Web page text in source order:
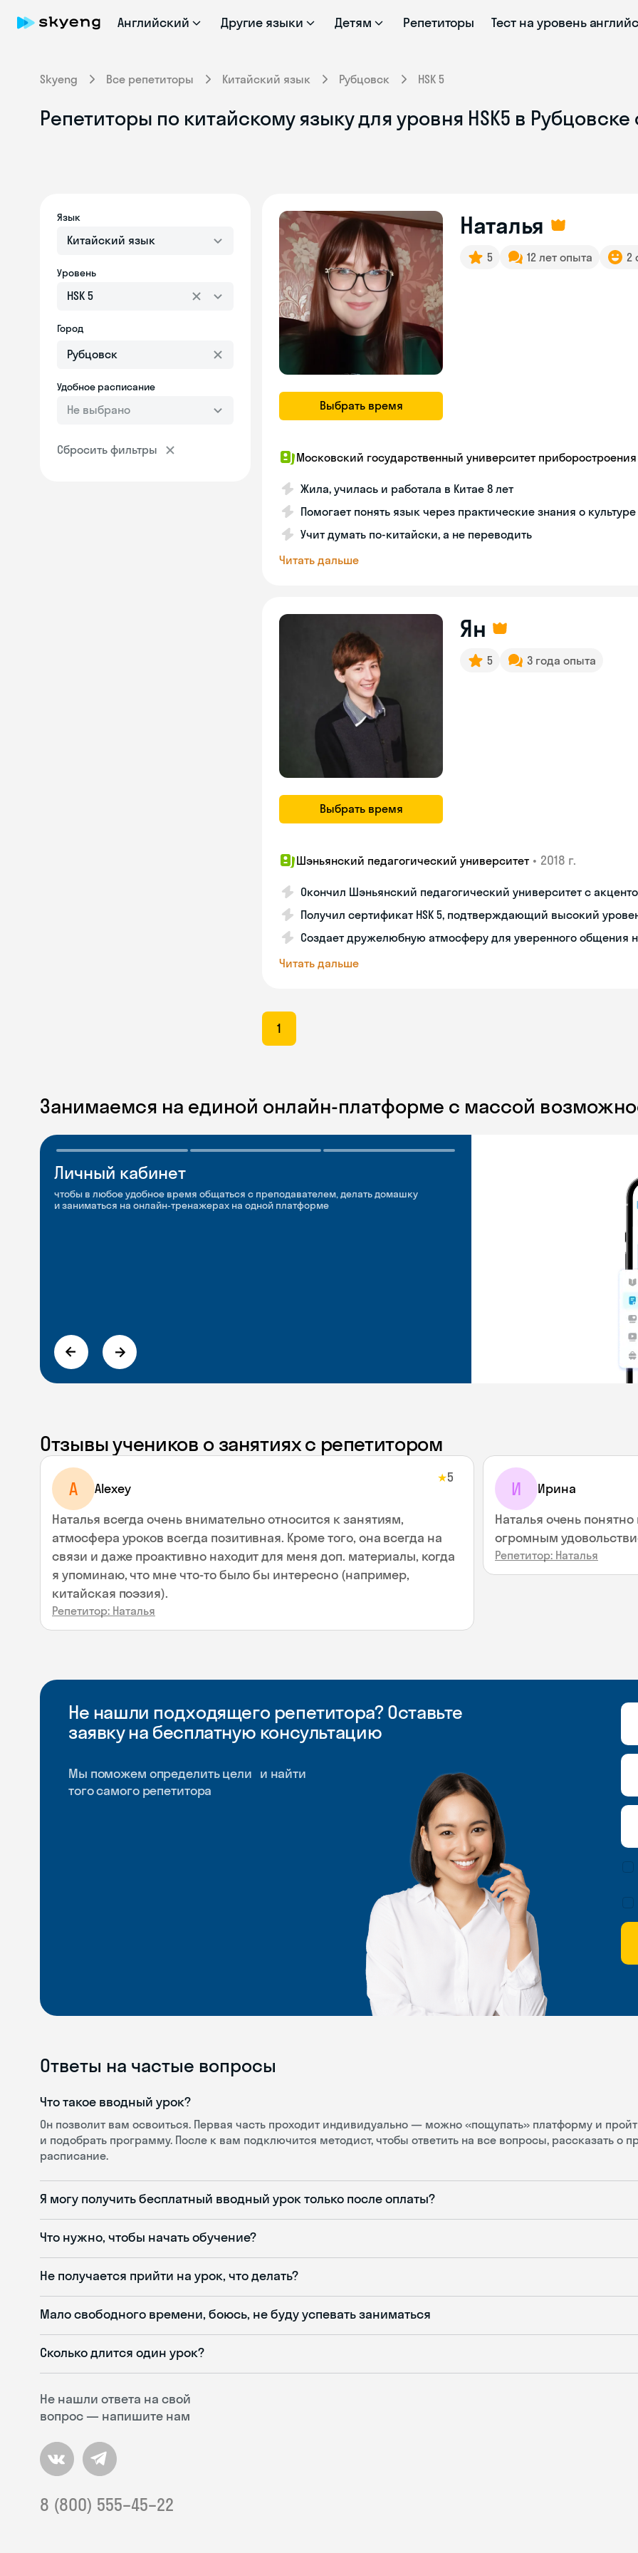
Английский Другие языки Детям Репетиторы Тест на уровень
Skyeng Все репетиторы Китайский язык Рубцовск HSK 5
Репетиторы по китайскому языку для уровня HSK5 в
Язык
Китайский язык
Уровень
HSK 5
Город
Удобное расписание
Не выбрано
Сбросить фильтры
Выбрать время
Наталья
5 12 лет опыта 2
Московский государственный университет
Жила, училась и работала в Китае 8 лет
Помогает понять язык через практические знания о культуре
Учит думать по-китайски, а не переводить
Читать дальше
Выбрать время
Ян
5 3 года опыта
Шэньянский педагогический университет • 2018 г.
Окончил Шэньянский педагогический университет с
Получил сертификат HSK 5, подтверждающий высокий
Создает дружелюбную атмосферу для уверенного общения
Читать дальше
1
Занимаемся на единой онлайн-платформе с массой
Личный кабинет
чтобы в любое удобное время общаться с преподавателем, делать домашку
и заниматься на онлайн-тренажерах на одной платформе
Мобильное
приложение
чтобы заниматься и изучать новые слова где и когда удобно
Разговорные клубы
и Talks
Групповые занятия для разговорной практики и индивидуальные встречи
Отзывы учеников о занятиях с репетитором
A Alexey
★5
Наталья всегда очень внимательно относится к занятиям,
атмосфера уроков всегда позитивная. Кроме того, она всегда на
связи и даже проактивно находит для меня доп. материалы, когда
я упоминаю, что мне что-то было бы интересно (например,
китайская поэзия).
Репетитор: Наталья
И
Ирина
Наталья очень
огромным
Репетитор: Наталья
Не нашли подходящего репетитора? Оставьте
заявку на бесплатную консультацию
Мы поможем определить цели и найти
того самого репетитора
Ответы на частые вопросы
Не нашли ответа на свой
вопрос — напишите нам
8 (800) 555–45–22
Что такое вводный урок?
Он позволит вам освоиться. Первая часть проходит индивидуально — можно «пощупать» платформу и
и подобрать программу. После к вам подключится методист, чтобы ответить на все вопросы, рассказать о
расписание.
Я могу получить бесплатный вводный урок только после оплаты?
Что нужно, чтобы начать обучение?
Не получается прийти на урок, что делать?
Мало свободного времени, боюсь, не буду успевать заниматься
Сколько длится один урок?